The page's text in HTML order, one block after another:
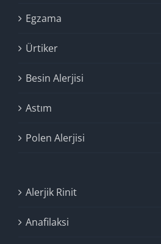
Egzama
Ürtiker
Besin Alerjisi
Astım
Polen Alerjisi
Alerjik Rinit
Anafilaksi